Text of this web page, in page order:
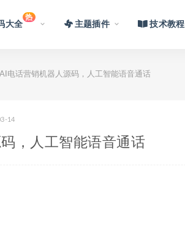
大全
热
主题插件 技术教程
AI电话营销机器人源码，人工智能语音通话
14
，人工智能语音通话